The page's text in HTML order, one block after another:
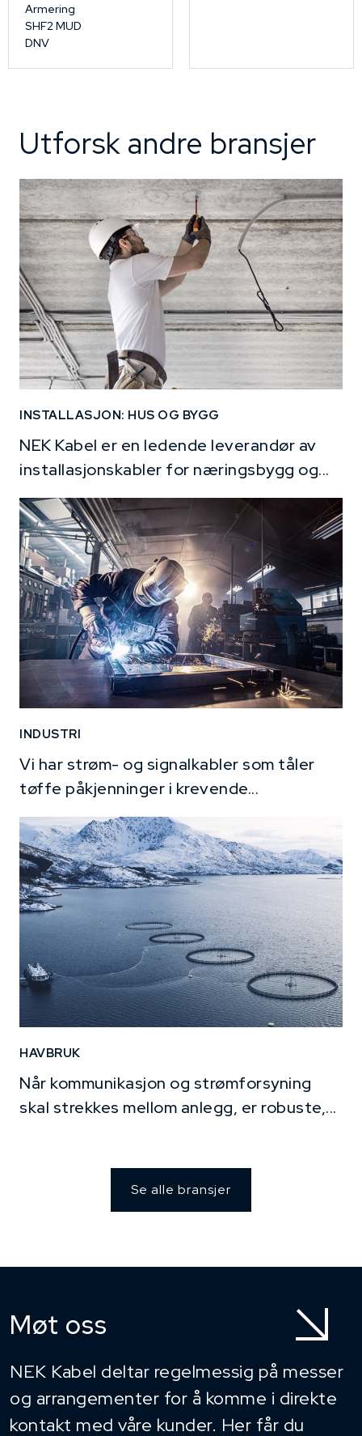
Armering
SHF2 MUD
DNV
Utforsk andre bransjer
INSTALLASJON: HUS OG BYGG
NEK Kabel er en ledende leverandør av
installasjonskabler for næringsbygg og...
INDUSTRI
Vi har strøm- og signalkabler som tåler
tøffe påkjenninger i krevende...
HAVBRUK
Når kommunikasjon og strømforsyning
skal strekkes mellom anlegg, er robuste,...
Se alle bransjer
Møt oss
NEK Kabel deltar regelmessig på messer
og arrangementer for å komme i direkte
kontakt med våre kunder. Her får du